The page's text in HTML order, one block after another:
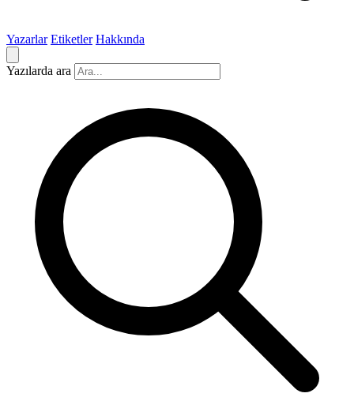
Yazarlar Etiketler Hakkında
Yazılarda ara